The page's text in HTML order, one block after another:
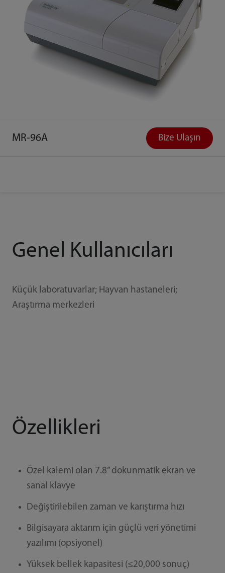
MR-96A Bize Ulaşın
Genel Kullanıcıları
Küçük laboratuvarlar; Hayvan hastaneleri;
Araştırma merkezleri
Özellikleri
Özel kalemi olan 7.8” dokunmatik ekran ve
sanal klavye
Değiştirilebilen zaman ve karıştırma hızı
Bilgisayara aktarım için güçlü veri yönetimi
yazılımı (opsiyonel)
Yüksek bellek kapasitesi (≤20,000 sonuç)